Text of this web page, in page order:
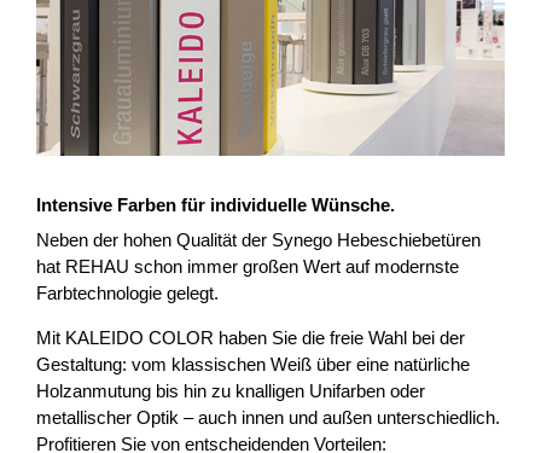
Intensive Farben für individuelle Wünsche.
Neben der hohen Qualität der Synego Hebeschiebetüren
hat REHAU schon immer großen Wert auf modernste
Farbtechnologie gelegt.
Mit KALEIDO COLOR haben Sie die freie Wahl bei der
Gestaltung: vom klassischen Weiß über eine natürliche
Holzanmutung bis hin zu knalligen Unifarben oder
metallischer Optik – auch innen und außen unterschiedlich.
Profitieren Sie von entscheidenden Vorteilen: